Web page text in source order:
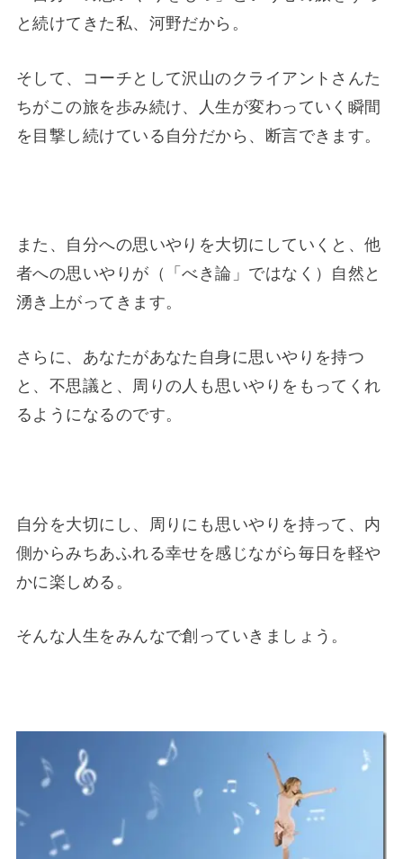
と続けてきた私、河野だから。
そして、コーチとして沢山のクライアントさんた
ちがこの旅を歩み続け、人生が変わっていく瞬間
を目撃し続けている自分だから、断言できます。
また、自分への思いやりを大切にしていくと、他
者への思いやりが（「べき論」ではなく）自然と
湧き上がってきます。
さらに、あなたがあなた自身に思いやりを持つ
と、不思議と、周りの人も思いやりをもってくれ
るようになるのです。
自分を大切にし、周りにも思いやりを持って、内
側からみちあふれる幸せを感じながら毎日を軽や
かに楽しめる。
そんな人生をみんなで創っていきましょう。